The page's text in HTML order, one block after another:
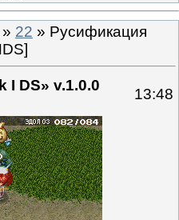
» 22 » Русификация
I DS» v.1.0.0
13:48